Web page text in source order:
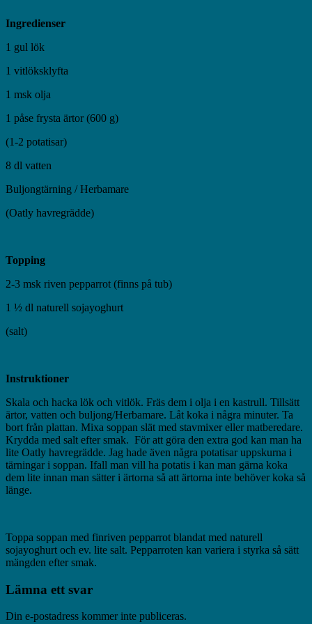
Ingredienser
1 gul lök
1 vitlöksklyfta
1 msk olja
1 påse frysta ärtor (600 g)
(1-2 potatisar)
8 dl vatten
Buljongtärning / Herbamare
(Oatly havregrädde)
Topping
2-3 msk riven pepparrot (finns på tub)
1 ½ dl naturell sojayoghurt
(salt)
Instruktioner
Skala och hacka lök och vitlök. Fräs dem i olja i en kastrull. Tillsätt
ärtor, vatten och buljong/Herbamare. Låt koka i några minuter. Ta
bort från plattan. Mixa soppan slät med stavmixer eller matberedare.
Krydda med salt efter smak. För att göra den extra god kan man ha
lite Oatly havregrädde. Jag hade även några potatisar uppskurna i
tärningar i soppan. Ifall man vill ha potatis i kan man gärna koka
dem lite innan man sätter i ärtorna så att ärtorna inte behöver koka så
länge.
Toppa soppan med finriven pepparrot blandat med naturell
sojayoghurt och ev. lite salt. Pepparroten kan variera i styrka så sätt
mängden efter smak.
Lämna ett svar
Din e-postadress kommer inte publiceras.